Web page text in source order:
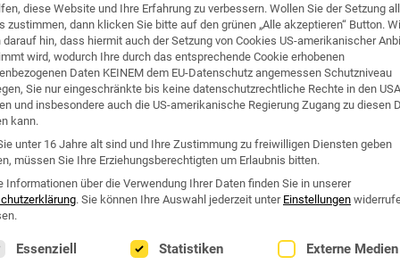
und Hygiene Organe & Organ-Uhr
++ stärker und schonender ++ 5000ml
BACILLOL®30 SENSITIVE
FLÄCHEN-
diese Website und Ihre Erfahrung zu verbessern. Wollen Sie der Setzung
zustimmen, dann klicken Sie bitte auf den grünen „Alle akzeptieren“ Button.
hin, dass hiermit auch der Setzung von Cookies US-amerikanischer
wird, wodurch Ihre durch das entsprechende Cookie erhobenen
Daten KEINEM dem EU-Datenschutz angemessen Schutzniveau
Sie nur eingeschränkte bis keine datenschutzrechtliche Rechte in den USA
und insbesondere auch die US-amerikanische Regierung Zugang zu diesen
kann.
unter 16 Jahre alt sind und Ihre Zustimmung zu freiwilligen Diensten geben
müssen Sie Ihre Erziehungsberechtigten um Erlaubnis bitten.
Informationen über die Verwendung Ihrer Daten finden Sie in unserer
. Sie können Ihre Auswahl jederzeit unter Einstellungen
eine Liste der Service-Gruppen, für die eine Einwilligung
Essenziell Statistiken Externe Medien